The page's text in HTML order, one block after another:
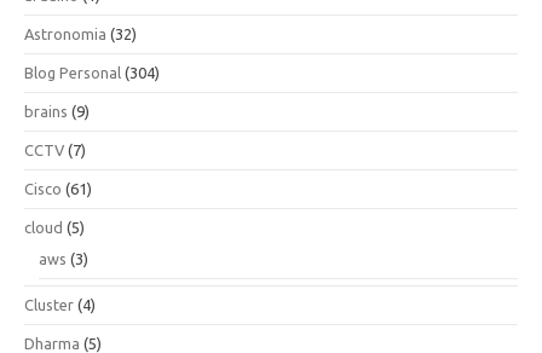
Astronomia (32)
Blog Personal (304)
brains (9)
CCTV (7)
Cisco (61)
cloud (5)
aws (3)
Cluster (4)
Dharma (5)